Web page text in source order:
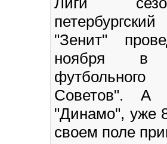
"Зенит"
ноября в
Советов". А
"Динамо", уже
своем поле